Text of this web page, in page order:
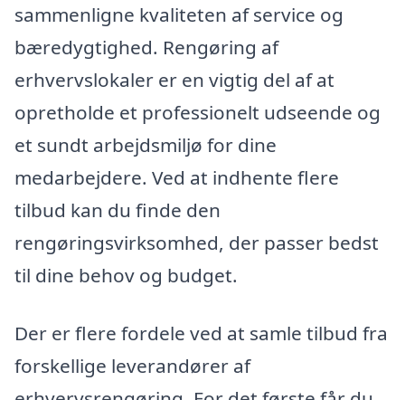
sammenligne kvaliteten af service og
bæredygtighed. Rengøring af
erhvervslokaler er en vigtig del af at
opretholde et professionelt udseende og
et sundt arbejdsmiljø for dine
medarbejdere. Ved at indhente flere
tilbud kan du finde den
rengøringsvirksomhed, der passer bedst
til dine behov og budget.
Der er flere fordele ved at samle tilbud fra
forskellige leverandører af